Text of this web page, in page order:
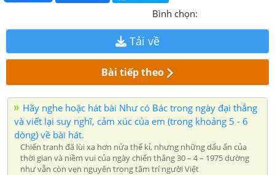
Bình chọn:
Tải về
Bài tiếp theo
Hãy nghe hoặc hát bài Như có Bác trong ngày đại thắng
và viết lại suy nghĩ, cảm xúc của em (trong khoảng 5 - 6
dòng) về bài hát.
Chiến tranh đã lùi xa hơn nửa thế kỉ, nhưng những dấu ấn của
thời gian và niềm vui của ngày chiến thắng 30 – 4 – 1975 dường
như vẫn còn vẹn nguyên trong tâm trí người Việt